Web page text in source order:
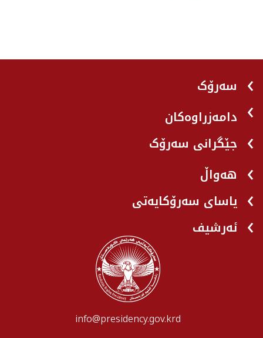
سەرۆک
دامەزراوەکان
جێگرانی سه‌رۆک
هه‌واڵ
یاسای سەرۆکایەتی
ئەرشیف
info@presidency.gov.krd